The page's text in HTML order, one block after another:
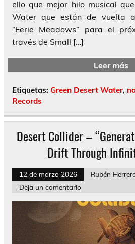
ello que mejor hilo musical
Water que están de vuelta
“Eerie Meadows” para el
través de Small […]
Leer más
Etiquetas: Green Desert Water,
Records
Desert Collider –
Drift Through
12 de marzo 2026
Rubén
Deja un comentario